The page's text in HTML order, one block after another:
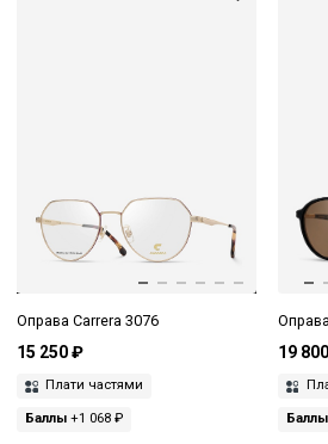
Оправа Carrera 3076
15 250 ₽
Плати частями
Баллы +1 068 ₽
19
Баллы